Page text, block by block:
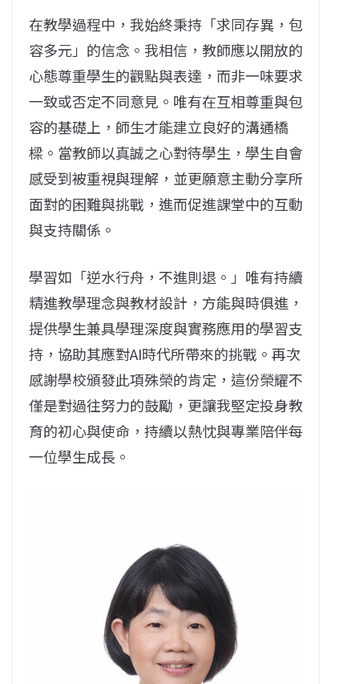
在教學過程中，我始終秉持「求同存異，包
容多元」的信念。我相信，教師應以開放的
心態尊重學生的觀點與表達，而非一味要求
一致或否定不同意見。唯有在互相尊重與包
容的基礎上，師生才能建立良好的溝通橋
樑。當教師以真誠之心對待學生，學生自會
感受到被重視與理解，並更願意主動分享所
面對的困難與挑戰，進而促進課堂中的互動
與支持關係。
學習如「逆水行舟，不進則退。」唯有持續
精進教學理念與教材設計，方能與時俱進，
提供學生兼具學理深度與實務應用的學習支
持，協助其應對AI時代所帶來的挑戰。再次
感謝學校頒發此項殊榮的肯定，這份榮耀不
僅是對過往努力的鼓勵，更讓我堅定投身教
育的初心與使命，持續以熱忱與專業陪伴每
一位學生成長。